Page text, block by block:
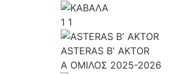
1 1
ASTERAS B' AKTOR
Α ΟΜΙΛΟΣ 2025-2026